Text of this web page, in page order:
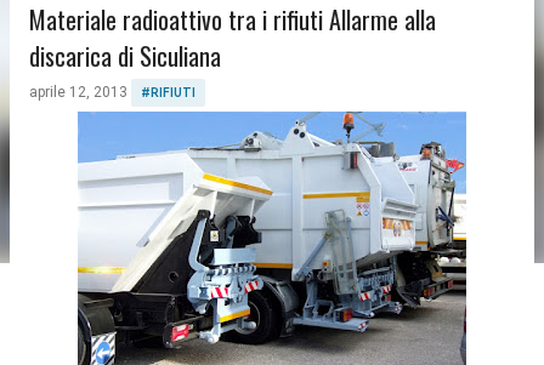
Materiale radioattivo tra i rifiuti Allarme alla
discarica di Siculiana
aprile 12, 2013 #RIFIUTI